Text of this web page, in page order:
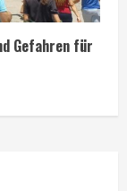
Gefahren für